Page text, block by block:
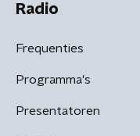
Radio
Frequenties
Programma's
Presentatoren